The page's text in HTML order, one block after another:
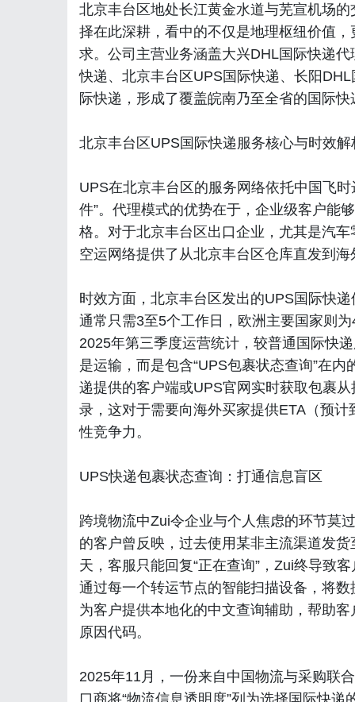
北京丰台区地处长江黄金水道与芜宣机场
择在此深耕，看中的不仅是地理枢纽价值
求。公司主营业务涵盖大兴DHL国际快递
快递、北京丰台区UPS国际快递、长阳
际快递，形成了覆盖皖南乃至全省的国际快
北京丰台区UPS国际快递服务核心与时效解
UPS在北京丰台区的服务网络依托中国飞
件”。代理模式的优势在于，企业级客户能
格。对于北京丰台区出口企业，尤其是汽
空运网络提供了从北京丰台区仓库直发到
时效方面，北京丰台区发出的UPS国际快
通常只需3至5个工作日，欧洲主要国家则
2025年第三季度运营统计，较普通国际快
是运输，而是包含“UPS包裹状态查询”在
递提供的客户端或UPS官网实时获取包裹
录，这对于需要向海外买家提供ETA（预
性竞争力。
UPS快递包裹状态查询：打通信息盲区
跨境物流中Zui令企业与个人焦虑的环节莫
的客户曾反映，过去使用某非主流渠道发
天，客服只能回复“正在查询”，Zui终导致
通过每一个转运节点的智能扫描设备，将
为客户提供本地化的中文查询辅助，帮助
原因代码。
2025年11月，一份来自中国物流与采购联
口商将“物流信息透明度”列为选择国际快